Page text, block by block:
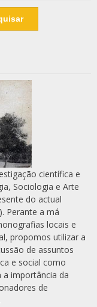
científica e
Sociologia e Arte
do actual
Perante a má
locais e
propomos utilizar a
de assuntos
e social como
a importância da
de